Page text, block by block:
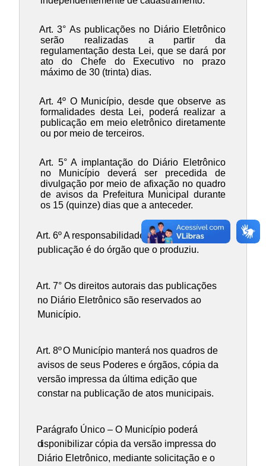
Art. 3° As publicações no Diário Eletrônico
serão realizadas a partir da
regulamentação desta Lei, que se dará por
ato do Chefe do Executivo no prazo
máximo de 30 (trinta) dias.
Art. 4º O Município, desde que observe as
formalidades desta Lei, poderá realizar a
publicação em meio eletrônico diretamente
ou por meio de terceiros.
Art. 5° A implantação do Diário Eletrônico
no Município deverá ser precedida de
divulgação por meio de afixação no quadro
de avisos da Prefeitura Municipal durante
os 15 (quinze) dias que a anteceder.
Art. 6º A responsabilidade pelo conteúdo da
publicação é do órgão que o produziu.
Art. 7° Os direitos autorais das publicações
no Diário Eletrônico são reservados ao
Município.
Art. 8ºO Município manterá nos quadros de
avisos de seus Poderes e órgãos, cópia da
versão impressa da última edição que
constar na publicação de atos municipais.
Parágrafo Único – O Município poderá
disponibilizar cópia da versão impressa do
Diário Eletrônico, mediante solicitação e o